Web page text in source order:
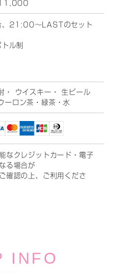
、21:00～LASTのセット
ル制
・ ウイスキー ・ 生ビール
ーロン茶・緑茶・水
なクレジットカード・電子
る場合が
確認の上、ご利用くださ
INFO